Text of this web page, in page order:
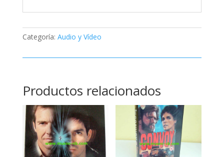
Categoría: Audio y Vídeo
Productos relacionados